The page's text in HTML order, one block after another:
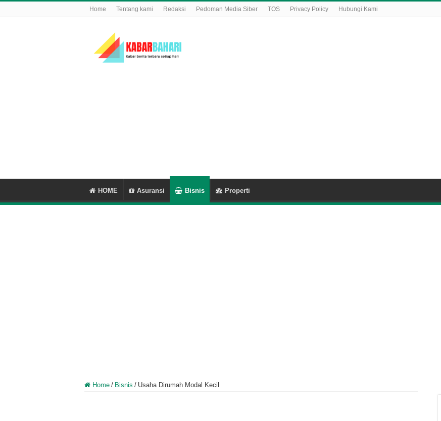
Home Tentang kami Redaksi Pedoman Media Siber TOS Privacy Policy Hubungi Kami
HOME Asuransi Bisnis Properti
Home / Bisnis / Usaha Dirumah Modal Kecil